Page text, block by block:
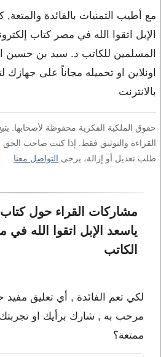
مع أطيب التمنيات بالفائدة
الإبل اتقوا الله في مصر كتاب
المسلمين للكاتب د. سيد بن حسين
اونلاين او تحميله مجاناً على
بالانترنت
حقوق الملكية الفكرية محفوظة لأصحابها.
القراءة والتوثيق فقط. إذا كنت صاحب الحق
طلب تعديل أو إزالة، يرجى التواصل معنا
مشاركات القراء حول كتاب
ياسعد الإبل اتقوا الله
الكاتب
لكي تعم الفائدة , أي تعليق مفيد
مرحب به , شارك برأيك او
ممتعة؟